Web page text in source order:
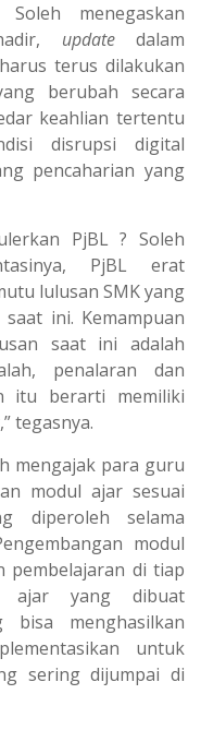
menegaskan
updatedalam
terus dilakukan
berubah secara
keahlian tertentu
disrupsi digital
pencaharian yang
PjBL ? Soleh
PjBL erat
lulusan SMK yang
ini. Kemampuan
saat ini adalah
penalaran dan
itu berarti memiliki
tegasnya.
mengajak para guru
modul ajar sesuai
diperoleh selama
modul
pembelajaran di tiap
ajar yang dibuat
menghasilkan
untuk
sering dijumpai di